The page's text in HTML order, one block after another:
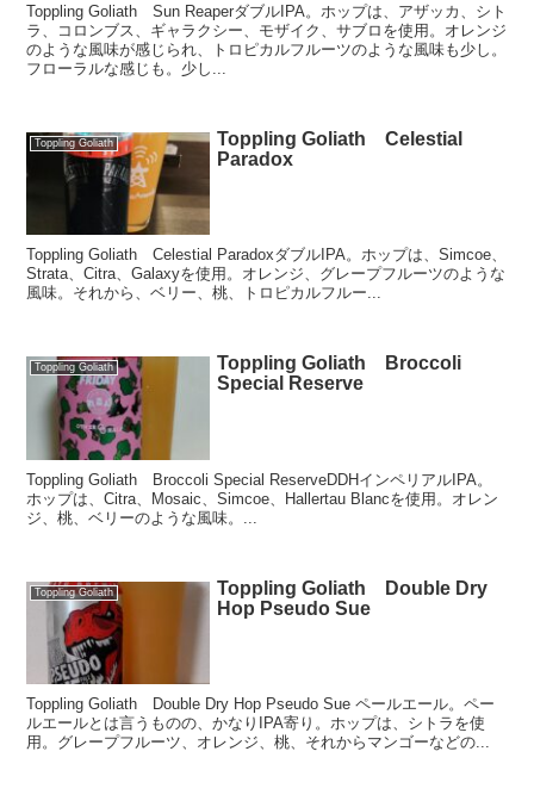
Toppling Goliath Sun ReaperダブルIPA。ホップは、アザッカ、シト
ラ、コロンブス、ギャラクシー、モザイク、サブロを使用。オレンジ
のような風味が感じられ、トロピカルフルーツのような風味も少し。
フローラルな感じも。少し...
Toppling Goliath
Toppling Goliath Celestial
Paradox
Toppling Goliath Celestial ParadoxダブルIPA。ホップは、Simcoe、
Strata、Citra、Galaxyを使用。オレンジ、グレープフルーツのような
風味。それから、ベリー、桃、トロピカルフルー...
Toppling Goliath
Toppling Goliath Broccoli
Special Reserve
Toppling Goliath Broccoli Special ReserveDDHインペリアルIPA。
ホップは、Citra、Mosaic、Simcoe、Hallertau Blancを使用。オレン
ジ、桃、ベリーのような風味。...
Toppling Goliath
Toppling Goliath Double Dry
Hop Pseudo Sue
Toppling Goliath Double Dry Hop Pseudo Sue ペールエール。ペー
ルエールとは言うものの、かなりIPA寄り。ホップは、シトラを使
用。グレープフルーツ、オレンジ、桃、それからマンゴーなどの...